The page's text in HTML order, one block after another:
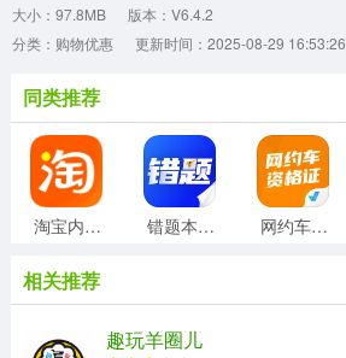
大小：97.8MB
版本：V6.4.2
分类：购物优惠
更新时间：2025-08-29 16:53:26
同类推荐
淘宝内部版 错题本天天记 网约车司机考试聚题库
相关推荐
趣玩羊圈儿